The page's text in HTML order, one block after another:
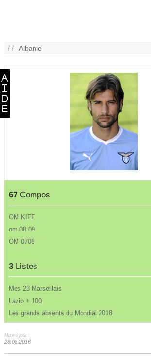
/ /Albanie
67 Compos
OM KIFF
om 08 09
OM 0708
3 Listes
Mes 23 Marseillais
Lazio + 100
Les grands absents du Mondial 2018
Mise à jour :
26.08.2016